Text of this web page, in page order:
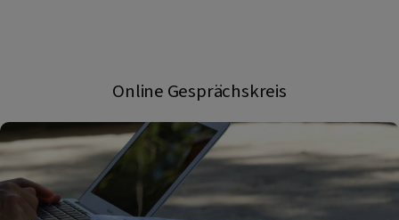
Online Gesprächskreis